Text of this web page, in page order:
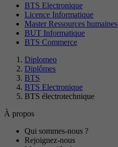
BTS Electronique
Licence Informatique
Master Ressources humaines
BUT Informatique
BTS Commerce
Diplomeo
Diplômes
BTS
BTS Electronique
BTS électrotechnique
À propos
Qui sommes-nous ?
Rejoignez-nous